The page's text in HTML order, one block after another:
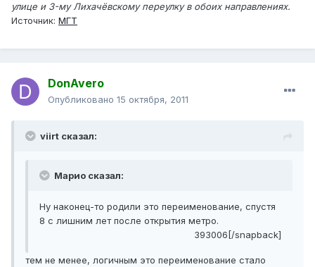
улице и 3-му Лихачёвскому переулку в обоих направлениях.
Источник: МГТ
DonAvero
Опубликовано 15 октября, 2011
viirt сказал:
Марио сказал:
Ну наконец-то родили это переименование, спустя
8 с лишним лет после открытия метро.
393006[/snapback]
тем не менее, логичным это переименование стало